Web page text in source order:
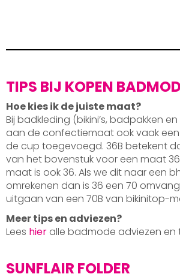
TIPS BIJ KOPEN
Hoe kies ik de juiste maat?
Bij badkleding (bikini’s, badpakken
aan de confectiemaat ook vaak
de cup toegevoegd. 36B betekent
van het bovenstuk voor een maat
maat is ook 36. Als we dit naar een
omrekenen dan is 36 een 70
uitgaan van een 70B van bikinitop-
Meer tips en adviezen?
Lees hier alle badmode adviezen en
SUNFLAIR FOLDER